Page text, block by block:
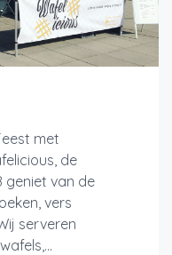
met
de
geniet van de
vers
serveren